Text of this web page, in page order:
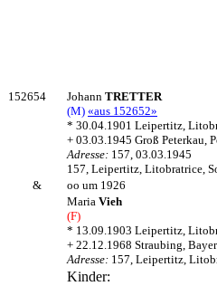
152654 Johann TRETTER
(M) «aus 152652»
* 30.04.1901 Leipertitz,
+ 03.03.1945 Groß Peterkau,
Adresse: 157, 03.03.1945
157, Leipertitz, Litobratrice,
&
oo um 1926
Maria Vieh
(F)
* 13.09.1903 Leipertitz,
+ 22.12.1968 Straubing,
Adresse: 157, Leipertitz,
Kinder: